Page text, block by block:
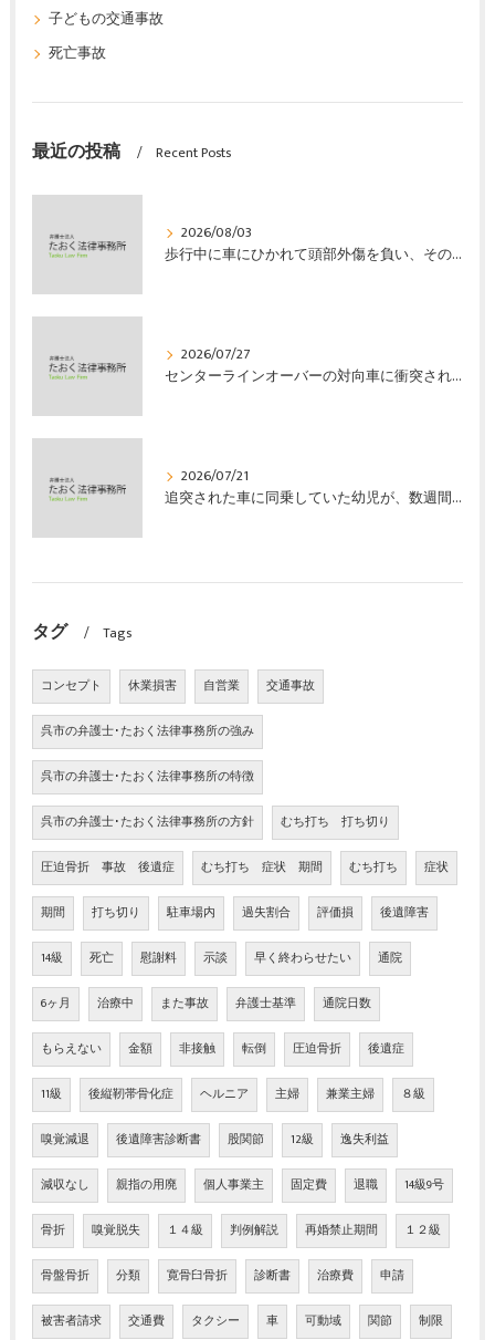
子どもの交通事故
死亡事故
最近の投稿 Recent Posts
2026/08/03
歩行中に車にひかれて頭部外傷を負い、その４か月後に亡くなり、死亡部分も含めて裁判所の基準で損害賠償金を獲得した事案｜たおく法律事務所
2026/07/27
センターラインオーバーの対向車に衝突され、むち打ちを発症し、裁判所の基準で慰謝料などの損害賠償金を獲得した事案｜たおく法律事務所
2026/07/21
追突された車に同乗していた幼児が、数週間の経過観察の後、裁判所の基準で人損の賠償金を獲得した事案｜たおく法律事務所
タグ Tags
コンセプト 休業損害 自営業 交通事故
呉市の弁護士･たおく法律事務所の強み
呉市の弁護士･たおく法律事務所の特徴
呉市の弁護士･たおく法律事務所の方針 むち打ち 打ち切り
圧迫骨折 事故 後遺症 むち打ち 症状 期間 むち打ち 症状
期間 打ち切り 駐車場内 過失割合 評価損 後遺障害
14級 死亡 慰謝料 示談 早く終わらせたい 通院
6ヶ月 治療中 また事故 弁護士基準 通院日数
もらえない 金額 非接触 転倒 圧迫骨折 後遺症
11級 後縦靭帯骨化症 ヘルニア 主婦 兼業主婦 ８級
嗅覚減退 後遺障害診断書 股関節 12級 逸失利益
減収なし 親指の用廃 個人事業主 固定費 退職 14級9号
骨折 嗅覚脱失 １４級 判例解説 再婚禁止期間 １２級
骨盤骨折 分類 寛骨臼骨折 診断書 治療費 申請
被害者請求 交通費 タクシー 車 可動域 関節 制限